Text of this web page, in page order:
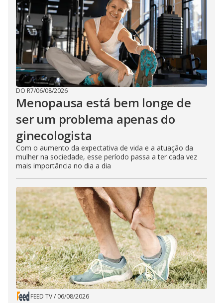
DO R7/06/08/2026
Menopausa está bem longe de
ser um problema apenas do
ginecologista
Com o aumento da expectativa de vida e a atuação da
mulher na sociedade, esse período passa a ter cada vez
mais importância no dia a dia
FEED TV/ 06/08/2026